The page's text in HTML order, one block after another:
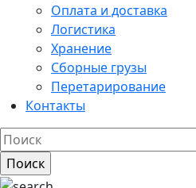
Оплата и доставка
Логистика
Хранение
Сборные грузы
Перетарирование
Контакты